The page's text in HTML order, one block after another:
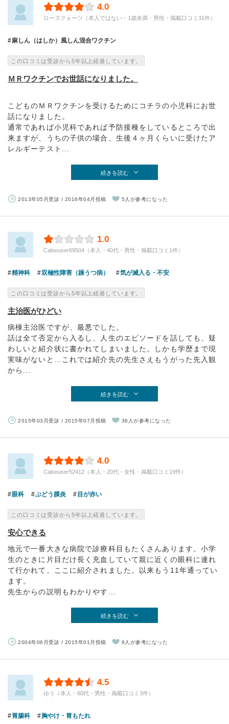
4.0
ローズクォーツ（本人ではない・1歳未満・男性・掲載口コミ31件）
麻しん（はしか）風しん混合ワクチン
この口コミは受診から5年以上経過しています。
ＭＲワクチンでお世話になりました。
こどものＭＲワクチンを受けるためにコチラの小児科にお世
話になりました。
通常であれば小児科であれば予防接種をしているところで出
来ますが、うちの子供の場合、生後４ヶ月くらいに受けたア
レルギーテスト...
続きを読む
2013年05月受診 / 2016年04月投稿 5人が参考になった
1.0
Caloouser69504（本人・40代・男性・掲載口コミ1件）
精神科 双極性障害（躁うつ病） 気が滅入る・不安
この口コミは受診から5年以上経過しています。
主治医がひどい
病棟主治医ですが、最悪でした。
話は全て否定から入るし、人生のエピソードを話しても、疑
わしいと紹介状に書かれてしまいました。しかも学歴まで現
実味がないと…これでは紹介先の先生さえもうがった先入観
から...
続きを読む
2015年03月受診 / 2015年07月投稿 36人が参考になった
4.0
Caloouser52412（本人・20代・女性・掲載口コミ19件）
眼科 ぶどう膜炎 目が赤い
この口コミは受診から5年以上経過しています。
安心できる
地元で一番大きな病院で診療科目もたくさんあります。小学
生のときに片目だけ長く充血していて親に近くの眼科に連れ
て行かれて、ここに紹介されました。以来もう11年通ってい
ます。
先生からの説明もわかりやす...
続きを読む
2004年06月受診 / 2015年01月投稿 9人が参考になった
4.5
ゆう（本人・60代・男性・掲載口コミ3件）
胃腸科 胸やけ・胃もたれ